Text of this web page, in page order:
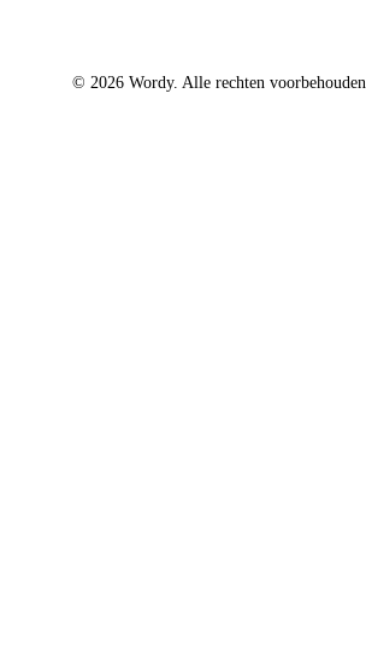
© 2026 Wordy. Alle rechten voorbehouden.